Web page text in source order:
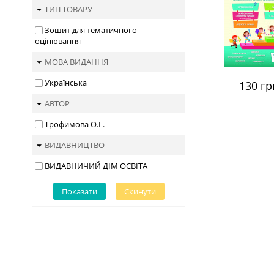
ТИП ТОВАРУ
Зошит для тематичного
оцінювання
МОВА ВИДАННЯ
Українська
АВТОР
Трофимова О.Г.
ВИДАВНИЦТВО
ВИДАВНИЧИЙ ДІМ ОСВІТА
Показати Скинути
130